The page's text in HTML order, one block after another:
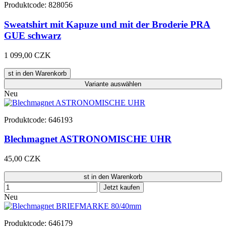
Produktcode: 828056
Sweatshirt mit Kapuze und mit der Broderie PRA
GUE schwarz
1 099,00 CZK
st in den Warenkorb
Variante auswählen
Neu
Produktcode: 646193
Blechmagnet ASTRONOMISCHE UHR
45,00 CZK
st in den Warenkorb
Jetzt kaufen
Neu
Produktcode: 646179